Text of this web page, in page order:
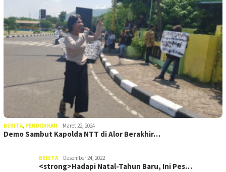
BERITA, PENDIDIKAN Maret 22, 2024
Demo Sambut Kapolda NTT di Alor Berakhir…
BERITA Desember 24, 2022
<strong>Hadapi Natal-Tahun Baru, Ini Pes…